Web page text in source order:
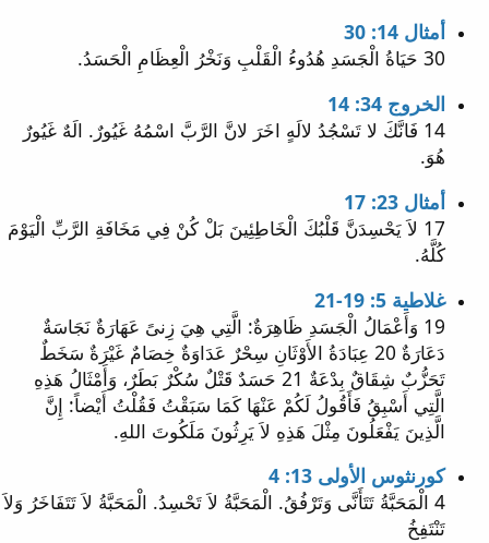
أمثال 14: 30
30 حَيَاةُ الْجَسَدِ هُدُوءُ الْقَلْبِ وَنَخْرُ الْعِظَامِ الْحَسَدُ.
الخروج 34: 14
14 فَانَّكَ لا تَسْجُدُ لالَهٍ اخَرَ لانَّ الرَّبَّ اسْمُهُ غَيُورٌ. الَهٌ غَيُورٌ
هُوَ.
أمثال 23: 17
17 لاَ يَحْسِدَنَّ قَلْبُكَ الْخَاطِئِينَ بَلْ كُنْ فِي مَخَافَةِ الرَّبِّ الْيَوْمَ
كُلَّهُ.
غلاطية 5: 19-21
19 وَأَعْمَالُ الْجَسَدِ ظَاهِرَةٌ: الَّتِي هِيَ زِنىً عَهَارَةٌ نَجَاسَةٌ
دَعَارَةٌ 20 عِبَادَةُ الأَوْثَانِ سِحْرٌ عَدَاوَةٌ خِصَامٌ غَيْرَةٌ سَخَطٌ
تَحَزُّبٌ شِقَاقٌ بِدْعَةٌ 21 حَسَدٌ قَتْلٌ سُكْرٌ بَطَرٌ، وَأَمْثَالُ هَذِهِ
الَّتِي أَسْبِقُ فَأَقُولُ لَكُمْ عَنْهَا كَمَا سَبَقْتُ فَقُلْتُ أَيْضاً: إِنَّ
الَّذِينَ يَفْعَلُونَ مِثْلَ هَذِهِ لاَ يَرِثُونَ مَلَكُوتَ اللهِ.
كورنثوس الأولى 13: 4
4 الْمَحَبَّةُ تَتَأَنَّى وَتَرْفُقُ. الْمَحَبَّةُ لاَ تَحْسِدُ. الْمَحَبَّةُ لاَ تَتَفَاخَرُ وَلاَ
تَنْتَفِخُ